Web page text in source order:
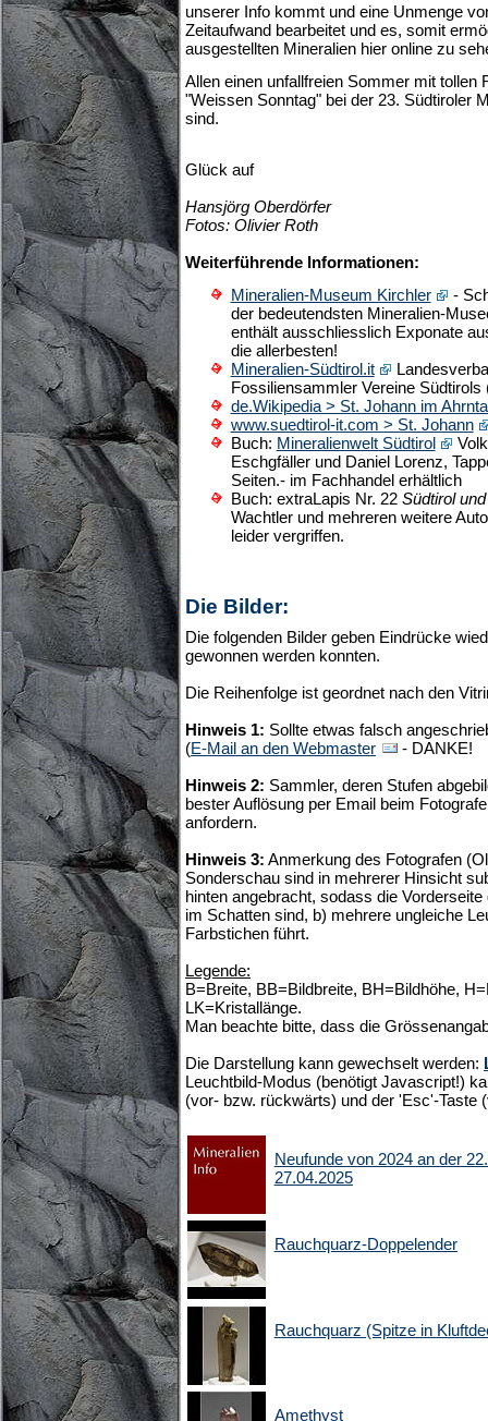
unserer Info kommt und eine Unmenge
Zeitaufwand bearbeitet und es, somit
ausgestellten Mineralien hier online zu
Allen einen unfallfreien Sommer mit tollen
"Weissen Sonntag" bei der 23. Südtiroler
sind.
Glück auf
Hansjörg Oberdörfer
Fotos: Olivier Roth
Weiterführende Informationen:
Mineralien-Museum Kirchler
-
der bedeutendsten Mineralien-
enthält ausschliesslich Exponate
die allerbesten!
Mineralien-Südtirol.it
Fossiliensammler Vereine Südtirols
de.Wikipedia > St. Johann im
www.suedtirol-it.com > St. Johann
Buch: Mineralienwelt Südtirol
Eschgfäller und Daniel Lorenz,
Seiten.- im Fachhandel erhältlich
Buch: extraLapis Nr. 22 Südtirol
Wachtler und mehreren weitere
leider vergriffen.
Die Bilder:
Die folgenden Bilder geben Eindrücke
gewonnen werden konnten.
Die Reihenfolge ist geordnet nach den
Hinweis 1: Sollte etwas falsch
(E-Mail an den Webmaster
- DANKE!
Hinweis 2: Sammler, deren Stufen
bester Auflösung per Email beim
anfordern.
Hinweis 3: Anmerkung des Fotografen
Sonderschau sind in mehrerer Hinsicht
hinten angebracht, sodass die
im Schatten sind, b) mehrere ungleiche
Farbstichen führt.
Legende:
B=Breite, BB=Bildbreite, BH=Bildhöhe,
LK=Kristallänge.
Man beachte bitte, dass die
Die Darstellung kann gewechselt werden:
Leuchtbild-Modus (benötigt Javascript!)
(vor- bzw. rückwärts) und der 'Esc'-Taste
Neufunde von 2024 an der
27.04.2025
Rauchquarz-Doppelender
Rauchquarz (Spitze in
Amethyst